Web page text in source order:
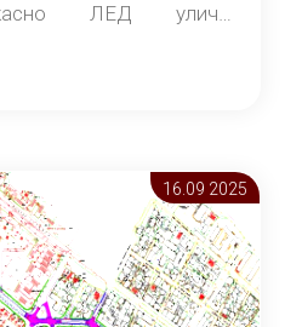
ЛЕД улично
16.09 2025